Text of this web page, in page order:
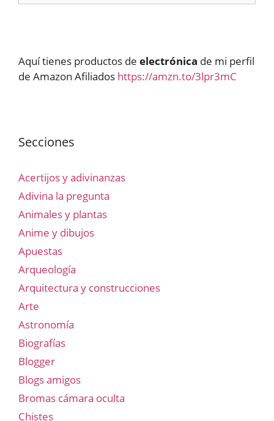
Aquí tienes productos de electrónica de mi perfil
de Amazon Afiliados https://amzn.to/3lpr3mC
Secciones
Acertijos y adivinanzas
Adivina la pregunta
Animales y plantas
Anime y dibujos
Apuestas
Arqueología
Arquitectura y construcciones
Arte
Astronomía
Biografías
Blogger
Blogs amigos
Bromas cámara oculta
Chistes